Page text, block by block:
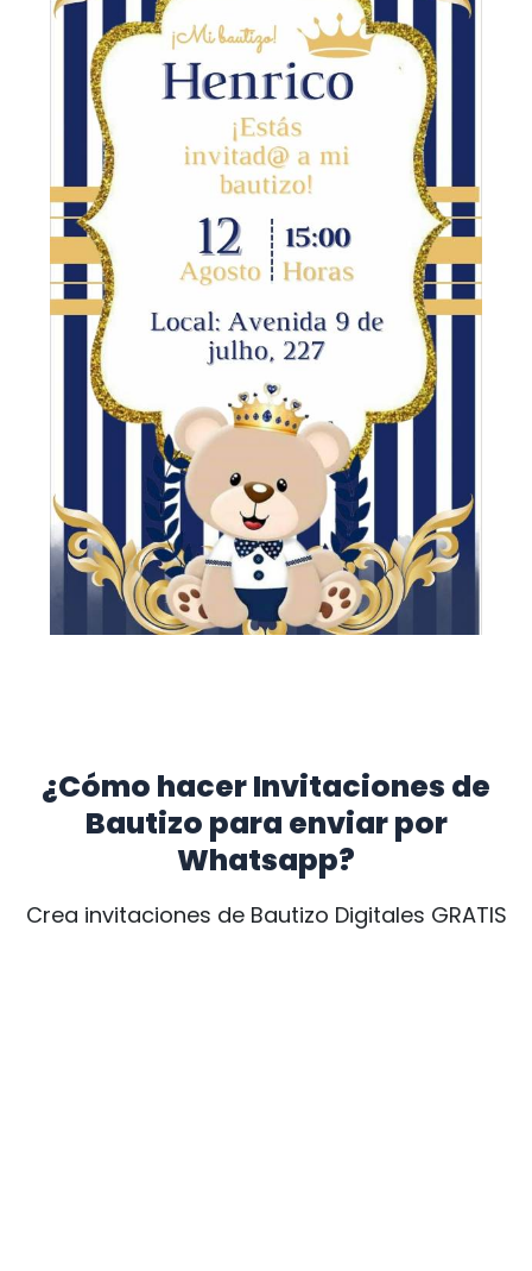
¿Cómo hacer Invitaciones de
Bautizo para enviar por
Whatsapp?
Crea invitaciones de Bautizo Digitales GRATIS